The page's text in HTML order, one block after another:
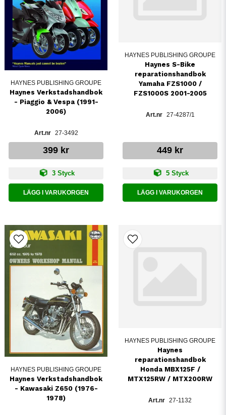
HAYNES PUBLISHING GROUPE
Haynes Verkstadshandbok
- Piaggio & Vespa (1991-
2006)
27-3492
399 kr
3 Styck
LÄGG I VARUKORGEN
HAYNES PUBLISHING GROUPE
Haynes S-Bike
reparationshandbok
Yamaha FZS1000 /
FZS1000S 2001-2005
27-4287/1
449 kr
5 Styck
LÄGG I VARUKORGEN
HAYNES PUBLISHING GROUPE
Haynes Verkstadshandbok
- Kawasaki Z650 (1976-
1978)
HAYNES PUBLISHING GROUPE
Haynes
reparationshandbok
Honda MBX125F /
MTX125RW / MTX200RW
27-1132